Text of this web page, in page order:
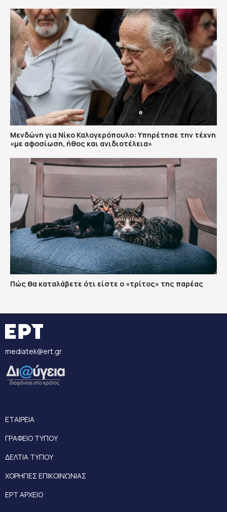
Μενδώνη για Νίκο Καλογερόπουλο: Υπηρέτησε την τέχνη
«με αφοσίωση, ήθος και ανιδιοτέλεια»
Πώς θα καταλάβετε ότι είστε ο «τρίτος» της παρέας
mediatek@ert.gr
ΕΤΑΙΡΕΙΑ
ΓΡΑΦΕΙΟ ΤΥΠΟΥ
ΔΕΛΤΙΑ ΤΥΠΟΥ
ΧΟΡΗΓΙΕΣ ΕΠΙΚΟΙΝΩΝΙΑΣ
ΕΡΤ ΑΡΧΕΙΟ